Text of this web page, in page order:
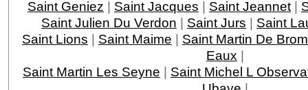
Saint Geniez | Saint Jacques | Saint Jeannet |
Saint Julien Du Verdon | Saint Jurs | Saint
Saint Lions | Saint Maime | Saint Martin De
Eaux |
Saint Martin Les Seyne | Saint Michel L